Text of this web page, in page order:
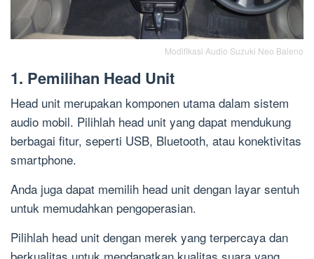
Modifikasi Audio Suzuki Neo Baleno
1. Pemilihan Head Unit
Head unit merupakan komponen utama dalam sistem
audio mobil. Pilihlah head unit yang dapat mendukung
berbagai fitur, seperti USB, Bluetooth, atau konektivitas
smartphone.
Anda juga dapat memilih head unit dengan layar sentuh
untuk memudahkan pengoperasian.
Pilihlah head unit dengan merek yang terpercaya dan